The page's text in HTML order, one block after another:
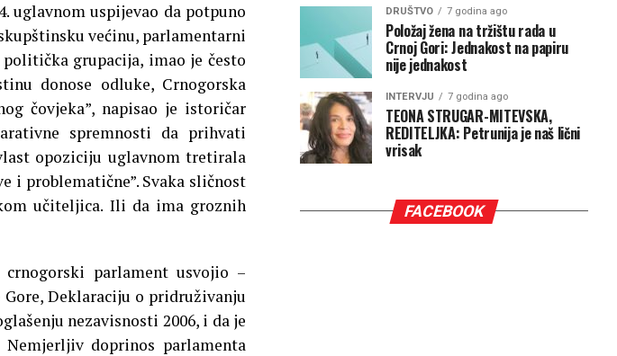
uglavnom uspijevao da potpuno
većinu, parlamentarni
grupacija, imao je često
donose odluke, Crnogorska
čovjeka”, napisao je istoričar
spremnosti da prihvati
opoziciju uglavnom tretirala
i problematične”. Svaka sličnost
učiteljica. Ili da ima groznih
parlament usvojio –
Deklaraciju o pridruživanju
nezavisnosti 2006, i da je
Nemjerljiv doprinos parlamenta
DRUŠTVO 7 godina ago
Položaj žena na tržištu rada u
Crnoj Gori: Jednakost na papiru
nije jednakost
INTERVJU 7 godina ago
TEONA STRUGAR-MITEVSKA,
REDITELJKA: Petrunija je naš lični
vrisak
FACEBOOK